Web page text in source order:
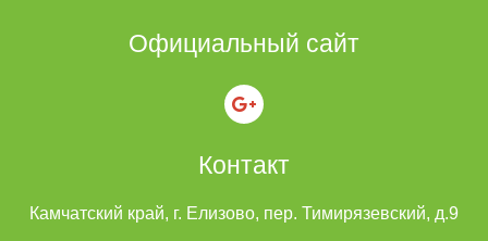
Официальный сайт
Контакт
Камчатский край, г. Елизово, пер. Тимирязевский, д.9